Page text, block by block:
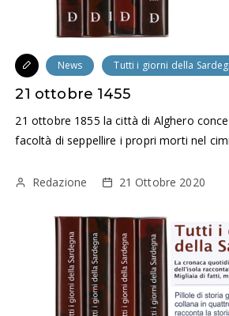
News Tutti i giorni della
21 ottobre 1455
21 ottobre 1855 la città di Alghero
facoltà di seppellire i propri morti nel
Redazione 21 Ottobre 2020